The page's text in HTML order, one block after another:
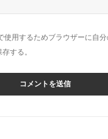
使用するためブラウザーに自
する。